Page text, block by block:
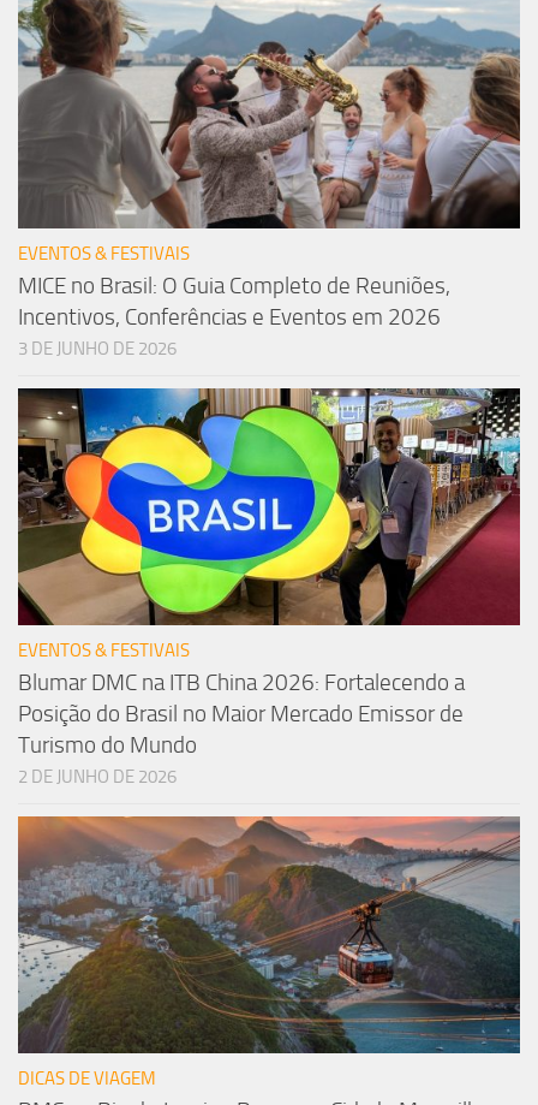
EVENTOS & FESTIVAIS
MICE no Brasil: O Guia Completo de Reuniões,
Incentivos, Conferências e Eventos em 2026
3 DE JUNHO DE 2026
EVENTOS & FESTIVAIS
Blumar DMC na ITB China 2026: Fortalecendo a
Posição do Brasil no Maior Mercado Emissor de
Turismo do Mundo
2 DE JUNHO DE 2026
DICAS DE VIAGEM